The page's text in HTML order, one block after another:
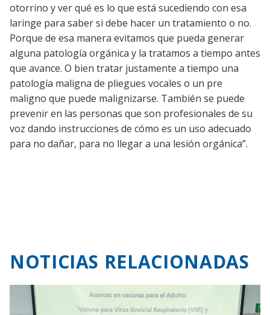
otorrino y ver qué es lo que está sucediendo con esa
laringe para saber si debe hacer un tratamiento o no.
Porque de esa manera evitamos que pueda generar
alguna patología orgánica y la tratamos a tiempo antes
que avance. O bien tratar justamente a tiempo una
patología maligna de pliegues vocales o un pre
maligno que puede malignizarse. También se puede
prevenir en las personas que son profesionales de su
voz dando instrucciones de cómo es un uso adecuado
para no dañar, para no llegar a una lesión orgánica”.
NOTICIAS RELACIONADAS